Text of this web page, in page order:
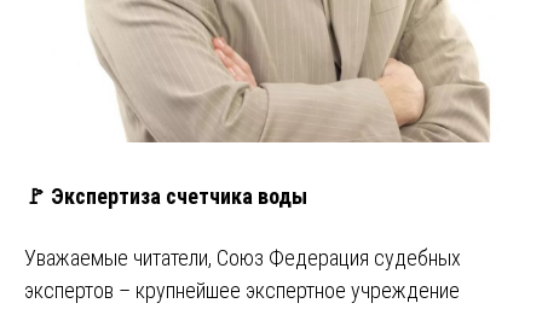
🚩 Экспертиза счетчика воды
Уважаемые читатели, Союз Федерация судебных
экспертов – крупнейшее экспертное учреждение